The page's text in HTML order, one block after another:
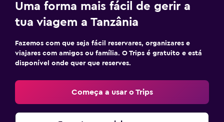
Uma forma mais fácil de gerir a
tua viagem a Tanzânia
Fazemos com que seja fácil reservares, organizares e
viajares com amigos ou família. O Trips é gratuito e está
disponível onde quer que reserves.
Começa a usar o Trips